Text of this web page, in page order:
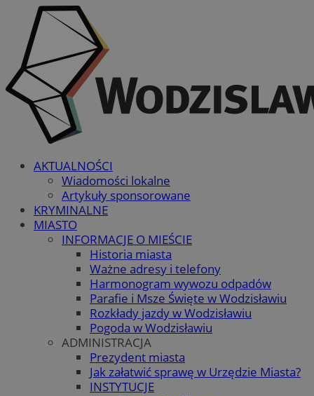
AKTUALNOŚCI
Wiadomości lokalne
Artykuły sponsorowane
KRYMINALNE
MIASTO
INFORMACJE O MIEŚCIE
Historia miasta
Ważne adresy i telefony
Harmonogram wywozu odpadów
Parafie i Msze Święte w Wodzisławiu
Rozkłady jazdy w Wodzisławiu
Pogoda w Wodzisławiu
ADMINISTRACJA
Prezydent miasta
Jak załatwić sprawę w Urzędzie Miasta?
INSTYTUCJE